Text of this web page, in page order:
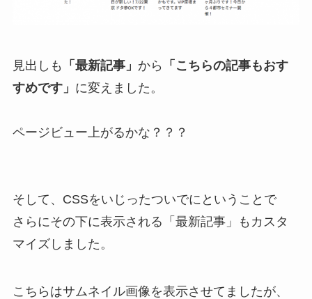
見出しも 「最新記事」 から
「こちらの記事もおす
すめです」 に変えました。
ページビュー上がるかな？？？
そして、CSSをいじったついでにということで
さらにその下に表示される「最新記事」もカスタ
マイズしました。
こちらはサムネイル画像を表示させてましたが、